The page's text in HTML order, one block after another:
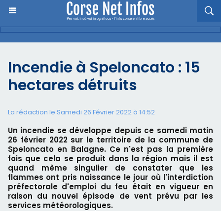
Incendie à Speloncato : 15
hectares détruits
La rédaction le Samedi 26 Février 2022 à 14:52
Un incendie se développe depuis ce samedi matin
26 février 2022 sur le territoire de la commune de
Speloncato en Balagne. Ce n'est pas la première
fois que cela se produit dans la région mais il est
quand même singulier de constater que les
flammes ont pris naissance le jour où l'interdiction
préfectorale d'emploi du feu était en vigueur en
raison du nouvel épisode de vent prévu par les
services météorologiques.